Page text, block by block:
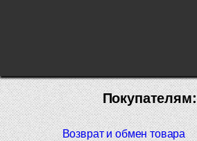
Покупателям:
Возврат и обмен товара